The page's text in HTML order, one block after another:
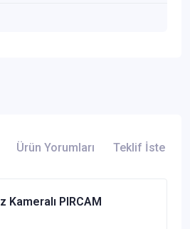
Ürün Yorumları Teklif İste
Kameralı PIRCAM